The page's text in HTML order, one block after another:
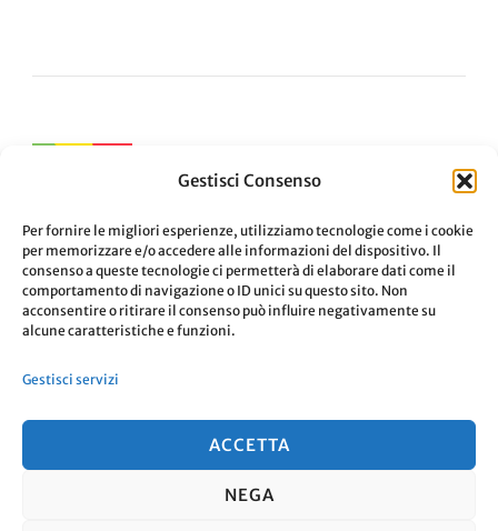
Gestisci Consenso
Per fornire le migliori esperienze, utilizziamo tecnologie come i cookie
per memorizzare e/o accedere alle informazioni del dispositivo. Il
consenso a queste tecnologie ci permetterà di elaborare dati come il
comportamento di navigazione o ID unici su questo sito. Non
acconsentire o ritirare il consenso può influire negativamente su
alcune caratteristiche e funzioni.
Gestisci servizi
ACCETTA
NEGA
Navigazione
articoliprivacy-friendly al motore di
ricerca tradizionale
ARTICOLO SUCCESSIVO